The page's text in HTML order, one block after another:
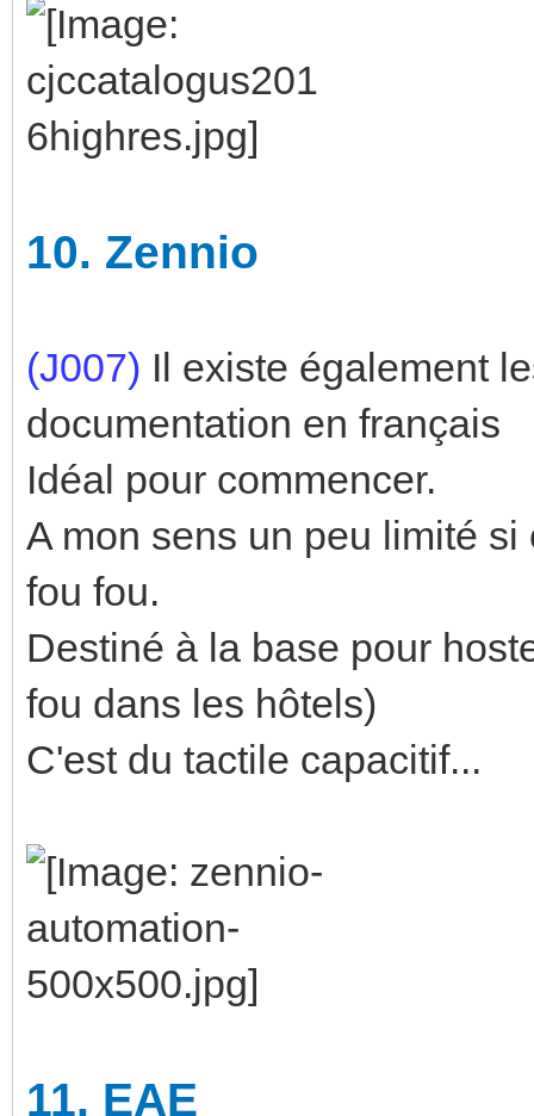
10. Zennio
(J007) Il existe également
documentation en français
Idéal pour commencer.
A mon sens un peu limité
fou fou.
Destiné à la base pour
fou dans les hôtels)
C'est du tactile capacitif...
11. EAE